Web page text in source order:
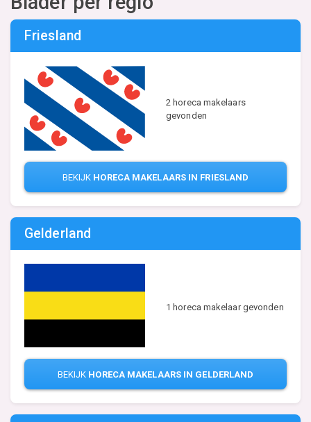
Friesland
2 horeca makelaars
gevonden
BEKIJK HORECA MAKELAARS IN FRIESLAND
Gelderland
1 horeca makelaar gevonden
BEKIJK HORECA MAKELAARS IN GELDERLAND